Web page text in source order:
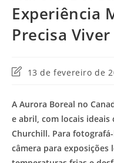
Experiência
Precisa Viver
Última
post:
13 de fevereiro de
A Aurora Boreal no
e abril, com locais
Churchill. Para
câmera para exposições